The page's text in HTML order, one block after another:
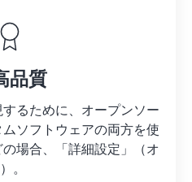
品質
るために、オープンソー
ソフトウェアの両方を使
場合、「詳細設定」（オ
。